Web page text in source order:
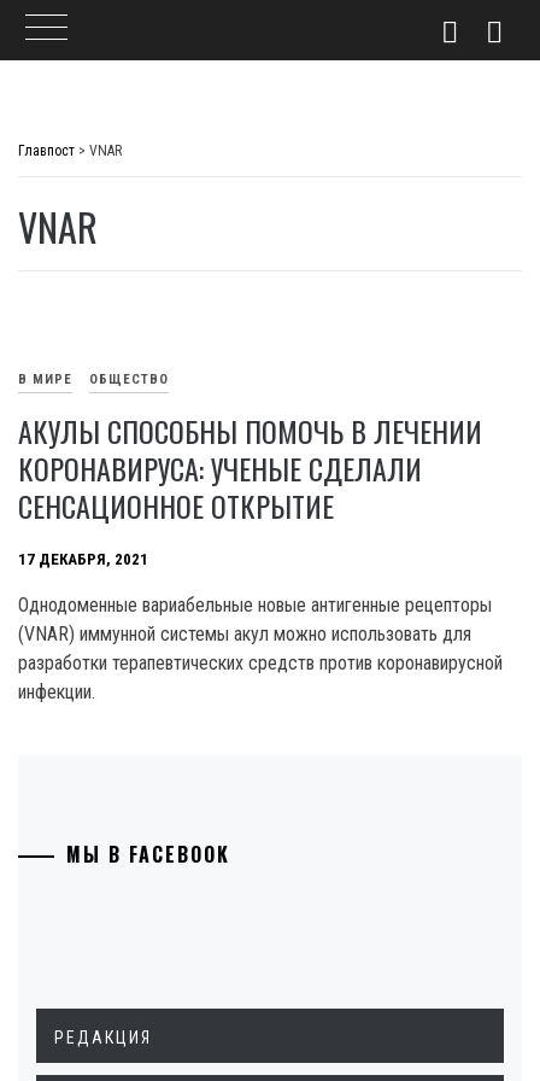
Главпост > VNAR
VNAR
В МИРЕ ОБЩЕСТВО
АКУЛЫ СПОСОБНЫ ПОМОЧЬ В ЛЕЧЕНИИ
КОРОНАВИРУСА: УЧЕНЫЕ СДЕЛАЛИ
СЕНСАЦИОННОЕ ОТКРЫТИЕ
17 ДЕКАБРЯ, 2021
Однодоменные вариабельные новые антигенные рецепторы
(VNAR) иммунной системы акул можно использовать для
разработки терапевтических средств против коронавирусной
инфекции.
МЫ В FACEBOOK
РЕДАКЦИЯ